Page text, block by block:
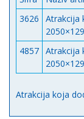
3626
Atrakcija
2050×129
4857 Atrakcija
2050×129
Atrakcija koja